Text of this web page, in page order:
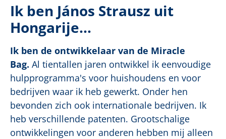
Ik ben János Strausz uit
Hongarije...
Ik ben de ontwikkelaar van de Miracle
Bag. Al tientallen jaren ontwikkel ik eenvoudige
hulpprogramma's voor huishoudens en voor
bedrijven waar ik heb gewerkt. Onder hen
bevonden zich ook internationale bedrijven. Ik
heb verschillende patenten. Grootschalige
ontwikkelingen voor anderen hebben mij alleen